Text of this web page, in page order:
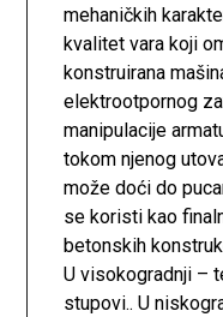
mehaničkih
kvalitet vara koji
konstruirana
elektrootpornog
manipulacije
tokom njenog
može doći do
se koristi kao
betonskih
U visokogradnji –
stupovi.. U